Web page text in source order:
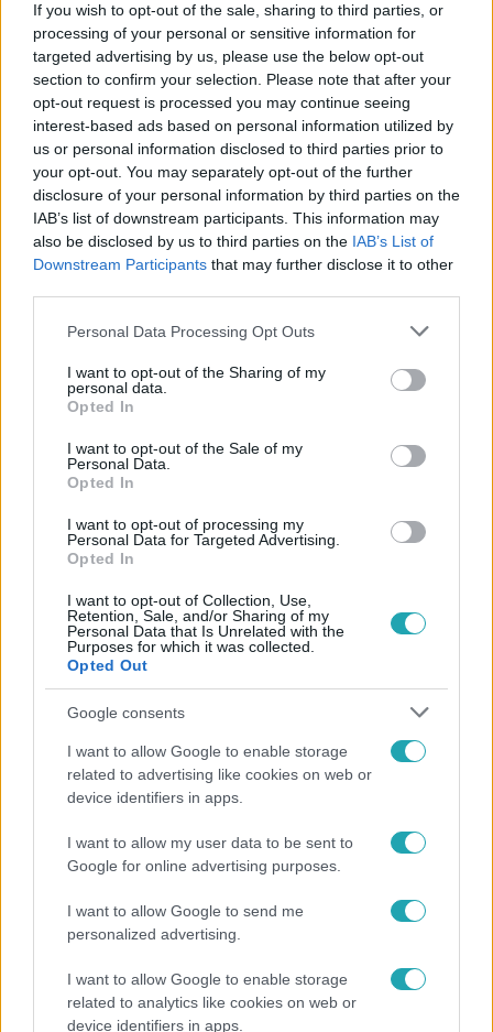
If you wish to opt-out of the sale, sharing to third parties, or
processing of your personal or sensitive information for
targeted advertising by us, please use the below opt-out
section to confirm your selection. Please note that after your
opt-out request is processed you may continue seeing
interest-based ads based on personal information utilized by
us or personal information disclosed to third parties prior to
your opt-out. You may separately opt-out of the further
disclosure of your personal information by third parties on the
IAB’s list of downstream participants. This information may
also be disclosed by us to third parties on the IAB’s List of
Downstream Participants that may further disclose it to other
Please note that this website/app uses one or more Google
not limited to your visit or usage behaviour. You may click to
grant or deny consent to Google and its third-party tags to
use your data for below specified purposes in below Google
consent section.
Personal Data Processing Opt Outs
I want to opt-out of the Sharing of my
personal data.
Opted In
I want to opt-out of the Sale of my
Personal Data.
Opted In
I want to opt-out of processing my
Personal Data for Targeted Advertising.
Opted In
I want to opt-out of Collection, Use,
Retention, Sale, and/or Sharing of my
Personal Data that Is Unrelated with the
Purposes for which it was collected.
Opted Out
Google consents
I want to allow Google to enable storage
related to advertising like cookies on web or
device identifiers in apps.
I want to allow my user data to be sent to
Google for online advertising purposes.
I want to allow Google to send me
personalized advertising.
I want to allow Google to enable storage
related to analytics like cookies on web or
device identifiers in apps.
Kövess minket, és értesülj a friss hírekről a
Facebookon is!
Követem
INTERNETES CSALÁS KIBERBŰNÖZÉS BŰNÜGY
Népszerű